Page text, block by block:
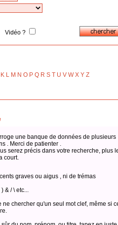
Vidéo ?
K L M N O P Q R S T U V W X Y Z
une banque de données de plusieurs
. Merci de patienter .
serez précis dans votre recherche, plus
court.
graves ou aigus , ni de trémas
& / \ etc...
ne chercher qu'un seul mot clef, même si